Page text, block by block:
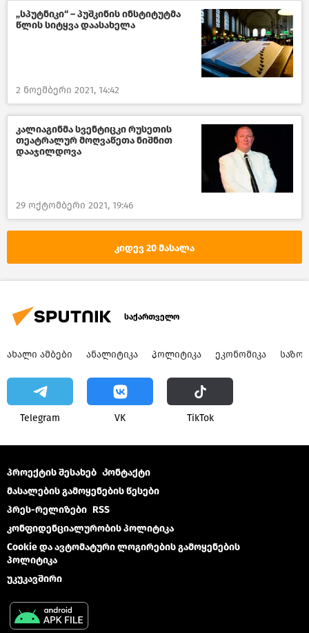
„სპუტნიკი“ – პუშკინის ინსტიტუტმა
წლის სიტყვა დაასახელა
2 ნოემბერი 2021, 14:42
კალიაგინმა სვენტიცკი რუსეთის
თეატრალურ მოღვაწეთა ნიშნით
დააჯილდოვა
29 ოქტომბერი 2021, 19:46
კიდევ 20 მასალა
საქართველო
ᲐᲮᲐᲚᲘ ᲐᲛᲑᲔᲑᲘ ᲐᲜᲐᲚᲘᲢᲘᲙᲐ ᲞᲝᲚᲘᲢᲘᲙᲐ ᲔᲙᲝᲜᲝᲛᲘᲙᲐ
Telegram VK ТikТоk
პროექტის შესახებ Კონტაქტი
მასალების გამოყენების წესები
პრეს-რელიზები RSS
კონფიდენციალურობის პოლიტიკა
Cookie და ავტომატური ლოგირების გამოყენების
პოლიტიკა
უკუკავშირი